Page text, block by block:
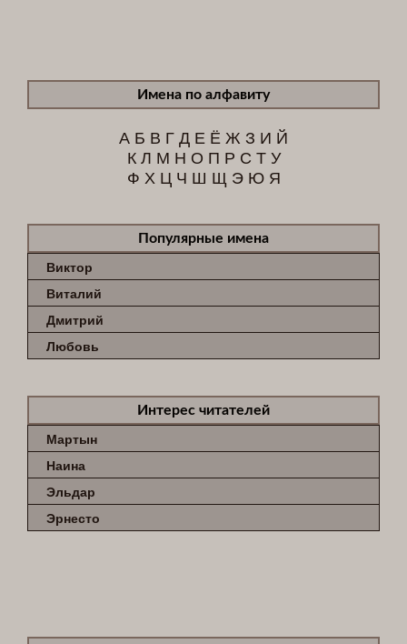
Имена по алфавиту
А Б В ГД Е Ё Ж З И Й
К Л М Н О П Р С Т У
Ф Х Ц Ч Ш Щ Э Ю Я
Популярные имена
Виктор
Виталий
Дмитрий
Любовь
Интерес читателей
Мартын
Наина
Эльдар
Эрнесто